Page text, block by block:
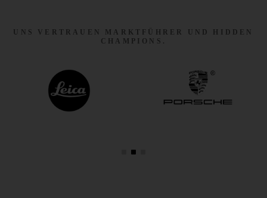
UNS VERTRAUEN MARKTFÜHRER UND HIDDEN
CHAMPIONS.